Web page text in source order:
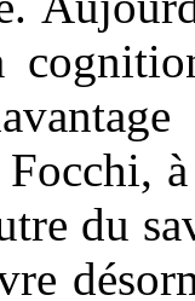
du